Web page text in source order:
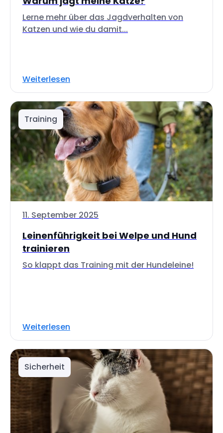
Lerne mehr über das Jagdverhalten von
Katzen und wie du damit...
Weiterlesen
Training
11. September 2025
Leinenführigkeit bei Welpe und Hund
trainieren
So klappt das Training mit der Hundeleine!
Weiterlesen
Sicherheit